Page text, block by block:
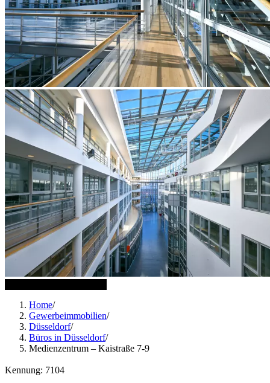
Home/
Gewerbeimmobilien/
Düsseldorf/
Büros in Düsseldorf/
Medienzentrum – Kaistraße 7-9
Kennung: 7104